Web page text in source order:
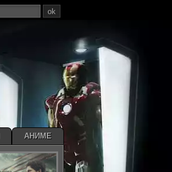
ok
АНИМЕ